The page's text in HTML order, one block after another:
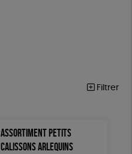
Filtrer
ASSORTIMENT PETITS
CALISSONS ARLEQUINS